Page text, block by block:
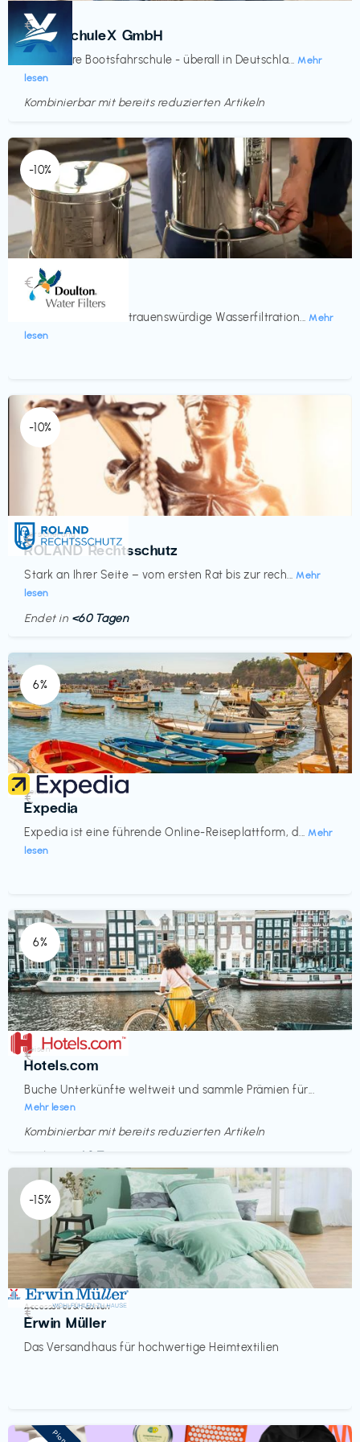
Kurse
BootsschuleX GmbH
Deine faire Bootsfahrschule - überall in Deutschla... Mehr
lesen
€‎
Kombinierbar mit bereits reduzierten Artikeln
-10%
Küche & Haushalt
Doulton
Seit 200 Jahren vertrauenswürdige Wasserfiltration... Mehr
lesen
€‎
-10%
Versicherung
ROLAND Rechtsschutz
Stark an Ihrer Seite – vom ersten Rat bis zur rech... Mehr
lesen
€‎
Endet in <60 Tagen
6%
Reisen
Expedia
Expedia ist eine führende Online-Reiseplattform, d... Mehr
lesen
€‎
6%
Reisen
Hotels.com
Buche Unterkünfte weltweit und sammle Prämien für...
Mehr lesen
€‎
Kombinierbar mit bereits reduzierten Artikeln
Endet in
<60 Tagen
-15%
Accessoires & Fashion
Erwin Müller
Das Versandhaus für hochwertige Heimtextilien
€‎